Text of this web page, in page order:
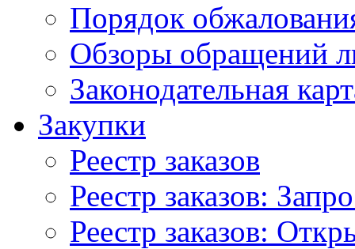
Порядок
Обзоры обращений
Законодательная
Закупки
Реестр заказов
Реестр заказов:
Реестр заказов: